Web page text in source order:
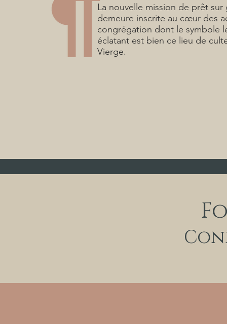
La nouvelle mission de prêt sur
demeure inscrite au cœur des
congrégation dont le symbole
éclatant est bien ce lieu de
Vierge.